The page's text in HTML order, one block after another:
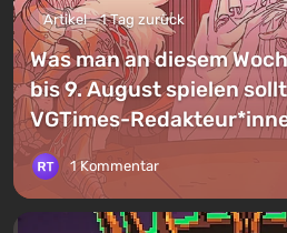
Artikel 1 Tag zurück
Was man an diesem
bis 9. August spielen
VGTimes-
1 Kommentar